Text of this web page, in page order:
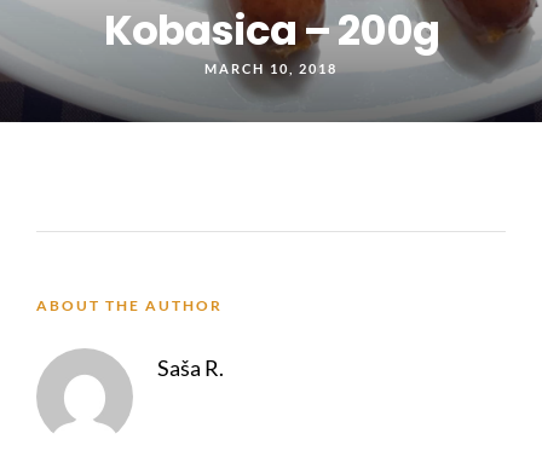
Kobasica – 200g
MARCH 10, 2018
ABOUT THE AUTHOR
Saša R.